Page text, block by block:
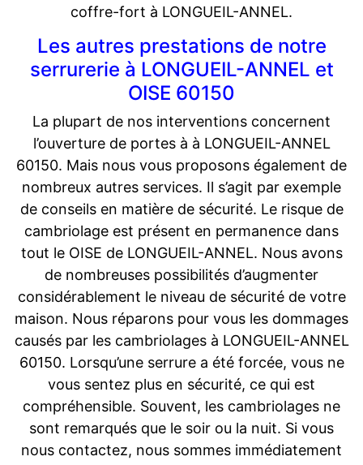
coffre-fort à LONGUEIL-ANNEL.
Les autres prestations de notre
serrurerie à LONGUEIL-ANNEL et
OISE 60150
La plupart de nos interventions concernent
l’ouverture de portes à à LONGUEIL-ANNEL
60150. Mais nous vous proposons également de
nombreux autres services. Il s’agit par exemple
de conseils en matière de sécurité. Le risque de
cambriolage est présent en permanence dans
tout le OISE de LONGUEIL-ANNEL. Nous avons
de nombreuses possibilités d’augmenter
considérablement le niveau de sécurité de votre
maison. Nous réparons pour vous les dommages
causés par les cambriolages à LONGUEIL-ANNEL
60150. Lorsqu’une serrure a été forcée, vous ne
vous sentez plus en sécurité, ce qui est
compréhensible. Souvent, les cambriolages ne
sont remarqués que le soir ou la nuit. Si vous
nous contactez, nous sommes immédiatement